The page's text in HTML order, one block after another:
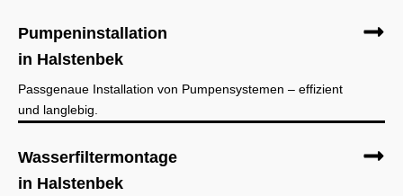
Pumpeninstallation
in Halstenbek
Passgenaue Installation von Pumpensystemen – effizient
und langlebig.
Wasserfiltermontage
in Halstenbek